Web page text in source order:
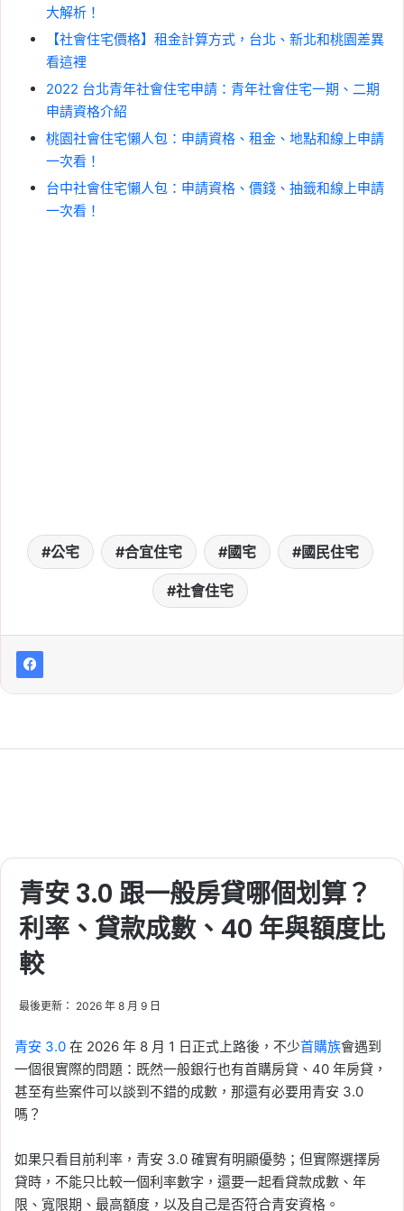
大解析！
【社會住宅價格】租金計算方式，台北、新北和桃園差異
看這裡
2022 台北青年社會住宅申請：青年社會住宅一期、二期
申請資格介紹
桃園社會住宅懶人包：申請資格、租金、地點和線上申請
一次看！
台中社會住宅懶人包：申請資格、價錢、抽籤和線上申請
一次看！
公宅 合宜住宅 國宅 國民住宅
社會住宅
青安 3.0 跟一般房貸哪個划算？
利率、貸款成數、40 年與額度比
較
最後更新： 2026 年 8 月 9 日
青安 3.0 在 2026 年 8 月 1 日正式上路後，不少首購族會遇到
一個很實際的問題：既然一般銀行也有首購房貸、40 年房貸，
甚至有些案件可以談到不錯的成數，那還有必要用青安 3.0
嗎？
如果只看目前利率，青安 3.0 確實有明顯優勢；但實際選擇房
貸時，不能只比較一個利率數字，還要一起看貸款成數、年
限、寬限期、最高額度，以及自己是否符合青安資格。